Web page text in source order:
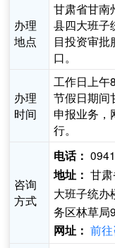
办理
地点
甘肃省甘南
县四大班子
目投资审批
口。
办理
时间
工作日上午
节假日期间
申报业务，
行。
咨询
方式
电话：
地址： 甘
大班子统办
务区林草局
网址： 前